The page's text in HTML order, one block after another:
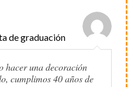
de graduación
hacer una decoración
cumplimos 40 años de